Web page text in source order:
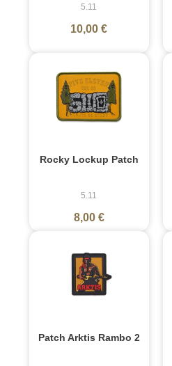
5.11
10,00 €
Rocky Lockup Patch
5.11
8,00 €
Patch Arktis Rambo 2